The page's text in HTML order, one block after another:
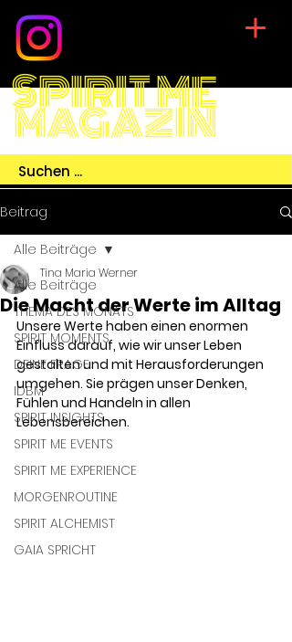
SPIRIT ME
MAGAZIN
Beitrag
Alle Beiträge
THEMA DES MONATS
SPIRIT MOMENTS
DEINE FRAGE
IDBM
SPIRIT INSIGHTS
SPIRIT ME EVENTS
SPIRIT ME EXPERIENCE
MORGENROUTINE
SPIRIT ALCHEMIST
GAIA SPRICHT
Alle Beiträge
Die Macht der Werte im Alltag
Tina Maria Werner
Unsere Werte haben einen enormen
Einfluss darauf, wie wir unser Leben
gestalten und mit Herausforderungen
umgehen. Sie prägen unser Denken,
Fühlen und Handeln in allen
Lebensbereichen.